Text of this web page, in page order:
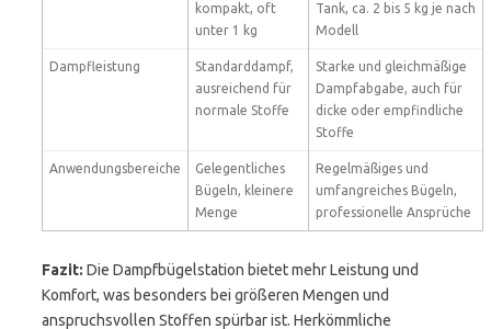
kompakt, oft
unter 1 kg
Tank, ca. 2 bis 5 kg je nach
Modell
Dampfleistung
Standarddampf,
ausreichend für
normale Stoffe
Starke und gleichmäßige
Dampfabgabe, auch für
dicke oder empfindliche
Stoffe
Anwendungsbereiche
Gelegentliches
Bügeln, kleinere
Menge
Regelmäßiges und
umfangreiches Bügeln,
professionelle Ansprüche
Fazit: Die Dampfbügelstation bietet mehr Leistung und
Komfort, was besonders bei größeren Mengen und
anspruchsvollen Stoffen spürbar ist. Herkömmliche